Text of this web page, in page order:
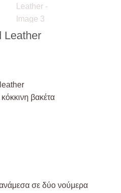
Leather
βακέτα
σε δύο νούμερα